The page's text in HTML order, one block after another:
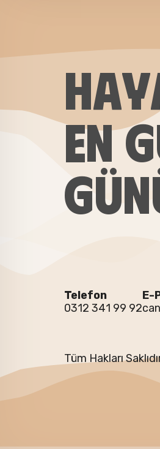
EN
Telefon
0312 341 99 92
E-
Tüm Hakları